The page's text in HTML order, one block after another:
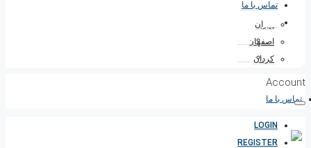
تهران
اصفهان
کردان
تماس با ما
تماس با ما
Account
LOGIN
REGISTER